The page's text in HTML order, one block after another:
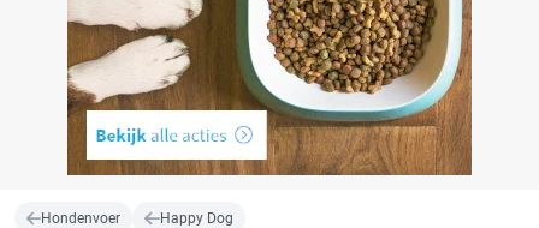
Hondenvoer Happy Dog